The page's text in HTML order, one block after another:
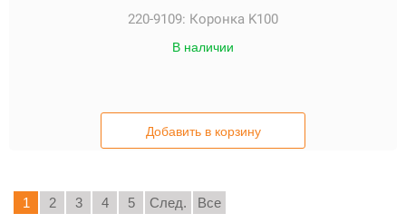
220-9109: Коронка K100
В наличии
Добавить в корзину
1 2 3 4 5 След. Все